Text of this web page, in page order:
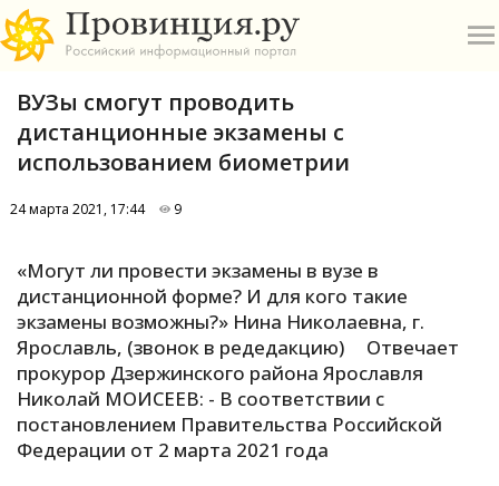
А
Б
В
П
ВУЗы смогут проводить
дистанционные экзамены с
использованием биометрии
24 марта 2021, 17:44 9
«Могут ли провести экзамены в вузе в
дистанционной форме? И для кого такие
экзамены возможны?» Нина Николаевна, г.
Ярославль, (звонок в редедакцию) Отвечает
прокурор Дзержинского района Ярославля
Николай МОИСЕЕВ: - В соответствии с
постановлением Правительства Российской
Федерации от 2 марта 2021 года